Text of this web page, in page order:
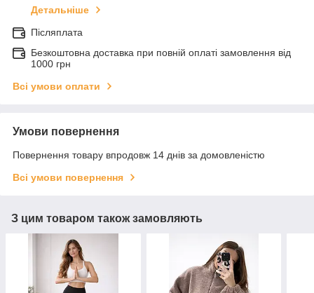
Детальніше
Післяплата
Безкоштовна доставка при повній оплаті замовлення від
1000 грн
Всі умови оплати
Умови повернення
Повернення товару впродовж 14 днів за домовленістю
Всі умови повернення
З цим товаром також замовляють